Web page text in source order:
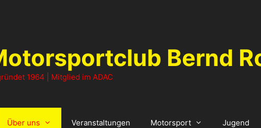
Bernd
1964 | Mitglied im ADAC
Über uns Veranstaltungen Motorsport Jugend